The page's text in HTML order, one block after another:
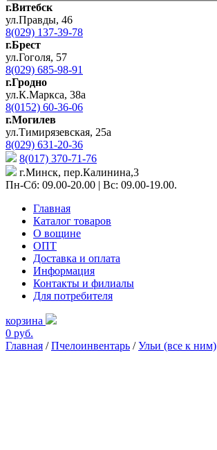
г.Витебск
ул.Правды, 46
8(029) 137-39-78
г.Брест
ул.Гоголя, 57
8(029) 685-98-91
г.Гродно
ул.К.Маркса, 38а
8(0152) 60-36-06
г.Могилев
ул.Тимирязевская, 25а
8(029) 631-20-36
8(017) 370-71-76
г.Минск, пер.Калинина,3
Пн-Сб: 09.00-20.00 | Вс: 09.00-19.00.
Главная
Каталог товаров
О вощине
ОПТ
Доставка и оплата
Информация
Контакты и филиалы
Для потребителя
корзина
0 руб.
Главная /Пчелоинвентарь /Ульи (все к ним)